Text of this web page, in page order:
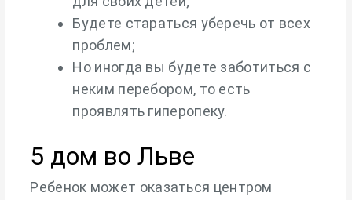
Будете стараться уберечь от всех
проблем;
Но иногда вы будете заботиться с
неким перебором, то есть
проявлять гиперопеку.
5 дом во Льве
Ребенок может оказаться центром